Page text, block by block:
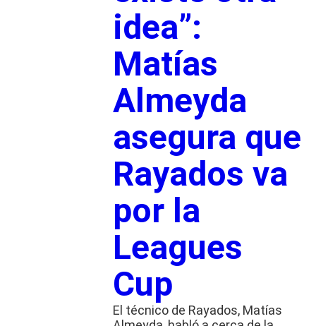
idea”:
Matías
Almeyda
asegura que
Rayados va
por la
Leagues
Cup
El técnico de Rayados, Matías